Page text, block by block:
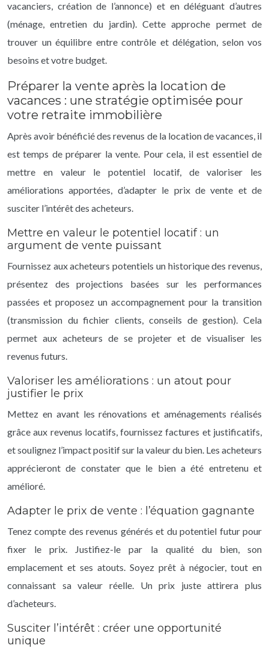
vacanciers, création de l’annonce) et en déléguant d’autres
(ménage, entretien du jardin). Cette approche permet de
trouver un équilibre entre contrôle et délégation, selon vos
besoins et votre budget.
Préparer la vente après la location de
vacances : une stratégie optimisée pour
votre retraite immobilière
Après avoir bénéficié des revenus de la location de vacances, il
est temps de préparer la vente. Pour cela, il est essentiel de
mettre en valeur le potentiel locatif, de valoriser les
améliorations apportées, d’adapter le prix de vente et de
susciter l’intérêt des acheteurs.
Mettre en valeur le potentiel locatif : un
argument de vente puissant
Fournissez aux acheteurs potentiels un historique des revenus,
présentez des projections basées sur les performances
passées et proposez un accompagnement pour la transition
(transmission du fichier clients, conseils de gestion). Cela
permet aux acheteurs de se projeter et de visualiser les
revenus futurs.
Valoriser les améliorations : un atout pour
justifier le prix
Mettez en avant les rénovations et aménagements réalisés
grâce aux revenus locatifs, fournissez factures et justificatifs,
et soulignez l’impact positif sur la valeur du bien. Les acheteurs
apprécieront de constater que le bien a été entretenu et
amélioré.
Adapter le prix de vente : l’équation gagnante
Tenez compte des revenus générés et du potentiel futur pour
fixer le prix. Justifiez-le par la qualité du bien, son
emplacement et ses atouts. Soyez prêt à négocier, tout en
connaissant sa valeur réelle. Un prix juste attirera plus
d’acheteurs.
Susciter l’intérêt : créer une opportunité
unique